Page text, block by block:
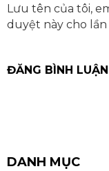
Lưu tên của tôi,
duyệt này cho
DANH MỤC